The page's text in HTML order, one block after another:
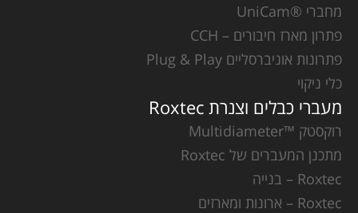
מחברי ®UniCam
פתרון מארז חיבורים – CCH
פתרונות אוניברסליים Plug & Play
כלי ניקוי
מעברי כבלים וצנרת Roxtec
רוקסטק ™Multidiameter
מתכנן המעברים של Roxtec
Roxtec – בנייה
Roxtec – ארונות ומארזים